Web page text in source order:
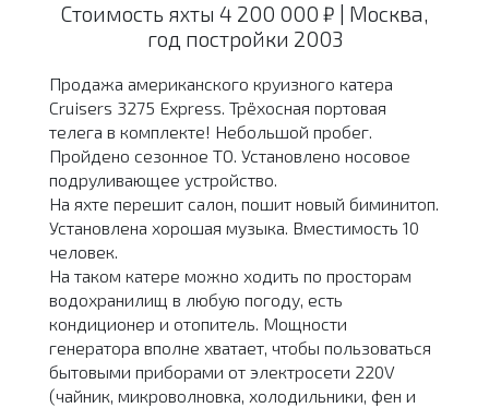
Стоимость яхты 4 200 000 ₽ | Москва,
год постройки 2003
Продажа американского круизного катера
Cruisers 3275 Express. Трёхосная портовая
телега в комплекте! Небольшой пробег.
Пройдено сезонное ТО. Установлено носовое
подруливающее устройство.
На яхте перешит салон, пошит новый биминитоп.
Установлена хорошая музыка. Вместимость 10
человек.
На таком катере можно ходить по просторам
водохранилищ в любую погоду, есть
кондиционер и отопитель. Мощности
генератора вполне хватает, чтобы пользоваться
бытовыми приборами от электросети 220V
(чайник, микроволновка, холодильники, фен и